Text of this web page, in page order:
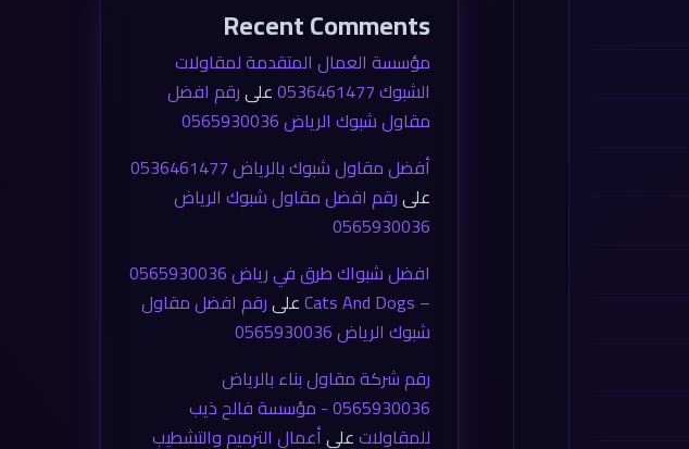
Recent Comments
مؤسسة العمال المتقدمة لمقاولات
الشبوك 0536461477
علىرقم افضل
مقاول شبوك الرياض 0565930036
أفضل مقاول شبوك بالرياض 0536461477
علىرقم افضل مقاول شبوك الرياض
0565930036
افضل شبواك طرق في رياض 0565930036
– Cats And Dogs
علىرقم افضل مقاول
شبوك الرياض 0565930036
رقم شركة مقاول بناء بالرياض
0565930036 - مؤسسة فالح ذيب
للمقاولاتعلىأعمال الترميم والتشطيب